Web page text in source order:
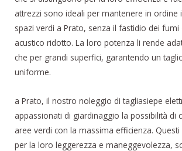
attrezzi sono ideali per mantenere in ordine
spazi verdi a Prato, senza il fastidio dei
acustico ridotto. La loro potenza li rende
che per grandi superfici, garantendo un
uniforme.
a Prato, il nostro noleggio di tagliasiepe
appassionati di giardinaggio la possibilità di
aree verdi con la massima efficienza.
per la loro leggerezza e maneggevolezza,